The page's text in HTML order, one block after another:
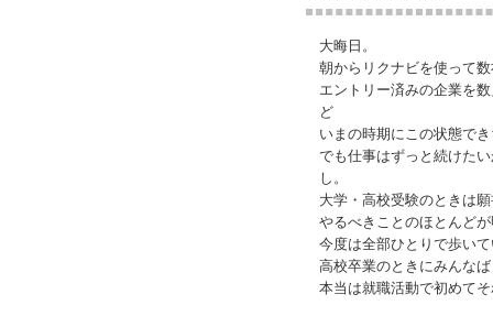
大晦日。
朝からリクナビを使って
エントリー済みの企業を
ど
いまの時期にこの状態で
でも仕事はずっと続けた
し。
大学・高校受験のときは
やるべきことのほとんど
今度は全部ひとりで歩い
高校卒業のときにみんな
本当は就職活動で初めて